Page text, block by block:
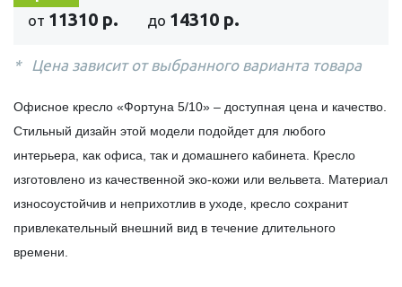
от 11310 р. до 14310 р.
Цена зависит от выбранного варианта товара
Офисное кресло «Фортуна 5/10» – доступная цена и качество.
Стильный дизайн этой модели подойдет для любого
интерьера, как офиса, так и домашнего кабинета. Кресло
изготовлено из качественной эко-кожи или вельвета. Материал
износоустойчив и неприхотлив в уходе, кресло сохранит
привлекательный внешний вид в течение длительного
времени.